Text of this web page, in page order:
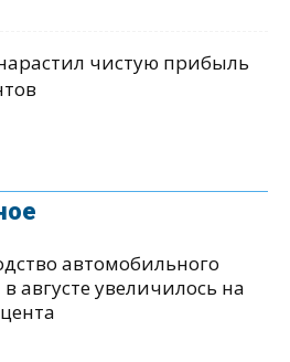
чистую прибыль
автомобильного
августе увеличилось на